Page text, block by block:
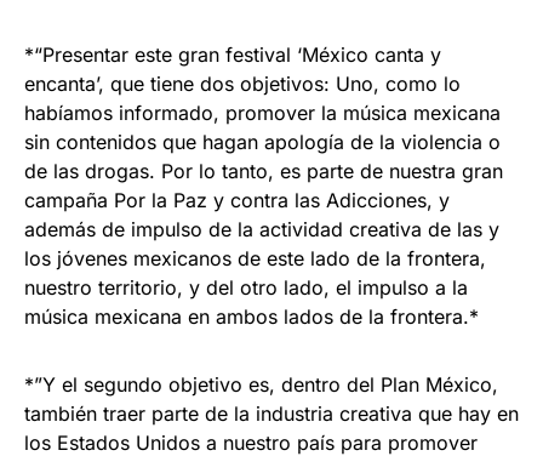
*“Presentar este gran festival ‘México canta y
encanta’, que tiene dos objetivos: Uno, como lo
habíamos informado, promover la música mexicana
sin contenidos que hagan apología de la violencia o
de las drogas. Por lo tanto, es parte de nuestra gran
campaña Por la Paz y contra las Adicciones, y
además de impulso de la actividad creativa de las y
los jóvenes mexicanos de este lado de la frontera,
nuestro territorio, y del otro lado, el impulso a la
música mexicana en ambos lados de la frontera.*
*”Y el segundo objetivo es, dentro del Plan México,
también traer parte de la industria creativa que hay en
los Estados Unidos a nuestro país para promover